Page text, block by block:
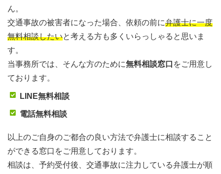
ん。
交通事故の被害者になった場合、依頼の前に弁護士に一度
無料相談したいと考える方も多くいらっしゃると思いま
す。
当事務所では、そんな方のために無料相談窓口 をご用意し
ております。
LINE無料相談
電話無料相談
以上のご自身のご都合の良い方法で弁護士に相談すること
ができる窓口をご用意しております。
相談は、予約受付後、交通事故に注力している弁護士が順